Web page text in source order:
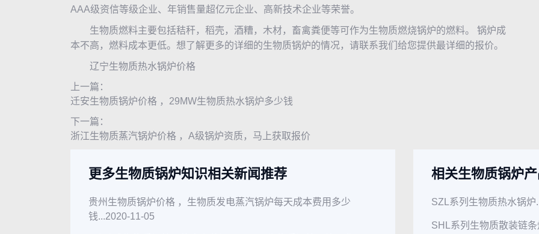
AAA级资信等级企业、年销售量超亿元企业、高新技术企业等荣誉。
生物质燃料主要包括秸秆，稻壳，酒糟，木材，畜禽粪便等可作为生物质燃烧锅炉的燃料。 锅炉成
本不高，燃料成本更低。想了解更多的详细的生物质锅炉的情况，请联系我们给您提供最详细的报价。
辽宁生物质热水锅炉价格
上一篇：
迁安生物质锅炉价格 ，29MW生物质热水锅炉多少钱
下一篇：
浙江生物质蒸汽锅炉价格 ，A级锅炉资质，马上获取报价
更多生物质锅炉知识相关新闻推荐
贵州生物质锅炉价格 ，生物质发电蒸汽锅炉每天成本费用多少
钱...2020-11-05
相关生物质锅炉
SZL系列生物质热水锅炉
SHL系列生物质散装链